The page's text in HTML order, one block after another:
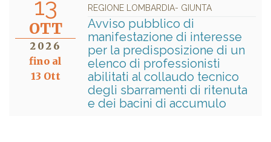
13
OTT
2026
fino al
13 Ott
REGIONE LOMBARDIA- GIUNTA
Avviso pubblico di
manifestazione di interesse
per la predisposizione di un
elenco di professionisti
abilitati al collaudo tecnico
degli sbarramenti di ritenuta
e dei bacini di accumulo